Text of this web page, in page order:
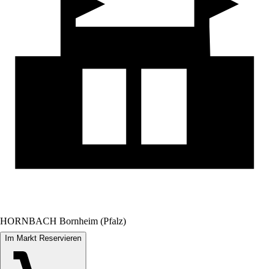
HORNBACH Bornheim (Pfalz)
Im Markt Reservieren